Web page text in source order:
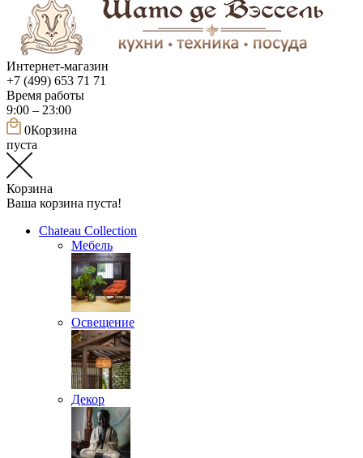
Интернет-магазин
+7 (499) 653 71 71
Время работы
9:00 – 23:00
0Корзина
пуста
Корзина
Ваша корзина пуста!
Chateau Collection
Мебель
Освещение
Декор